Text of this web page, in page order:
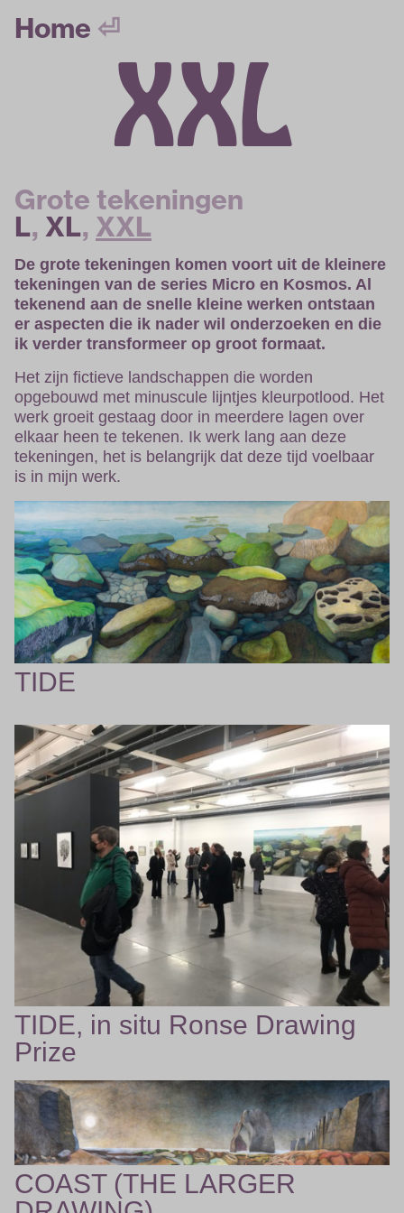
Home ⏎
XXL
Grote tekeningen
L, XL, XXL
De grote tekeningen komen voort uit de kleinere
tekeningen van de series Micro en Kosmos. Al
tekenend aan de snelle kleine werken ontstaan
er aspecten die ik nader wil onderzoeken en die
ik verder transformeer op groot formaat.
Het zijn fictieve landschappen die worden
opgebouwd met minuscule lijntjes kleurpotlood. Het
werk groeit gestaag door in meerdere lagen over
elkaar heen te tekenen. Ik werk lang aan deze
tekeningen, het is belangrijk dat deze tijd voelbaar
is in mijn werk.
TIDE
TIDE, in situ Ronse Drawing
Prize
COAST (THE LARGER